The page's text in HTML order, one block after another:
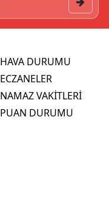
HAVA DURUMU
ECZANELER
NAMAZ VAKİTLERİ
PUAN DURUMU